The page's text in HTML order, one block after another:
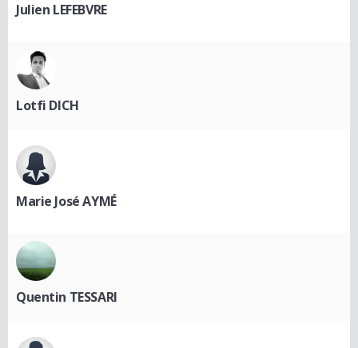
Julien LEFEBVRE
Lotfi DICH
Marie José AYMÉ
Quentin TESSARI